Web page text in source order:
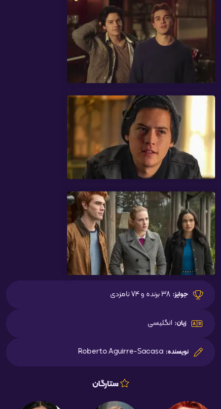
جوایز: 38 برنده و 74 نامزدی
زبان: انگلیسی
نویسنده: Roberto Aguirre-Sacasa
ستارگان